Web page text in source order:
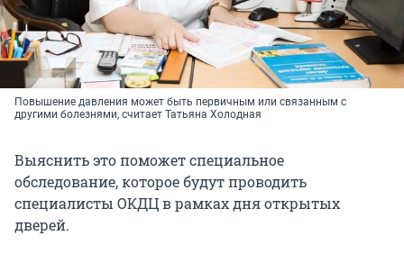
Повышение давления может быть первичным или связанным с
другими болезнями, считает Татьяна Холодная
Выяснить это поможет специальное
обследование, которое будут проводить
специалисты ОКДЦ в рамках дня открытых
дверей.